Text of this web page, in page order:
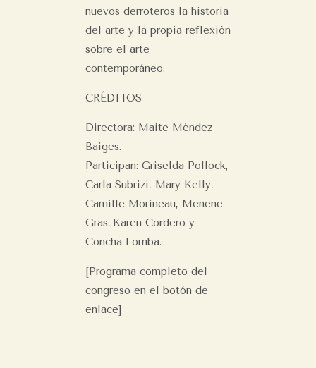
nuevos derroteros la historia
del arte y la propia reflexión
sobre el arte
contemporáneo.
CRÉDITOS
Directora: Maite Méndez
Baiges.
Participan: Griselda Pollock,
Carla Subrizi, Mary Kelly,
Camille Morineau, Menene
Gras, Karen Cordero y
Concha Lomba.
[Programa completo del
congreso en el botón de
enlace]